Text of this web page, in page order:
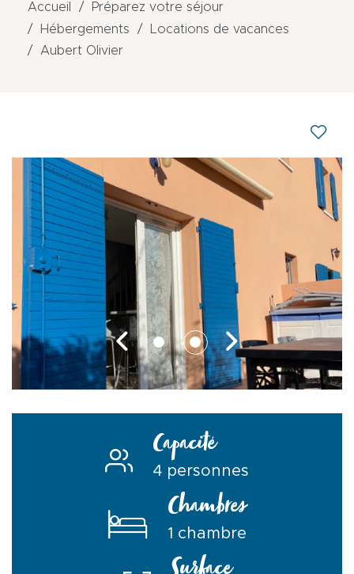
Accueil
Préparez votre séjour
Hébergements
Locations de vacances
Aubert Olivier
Capacité
4 personnes
Chambres
1 chambre